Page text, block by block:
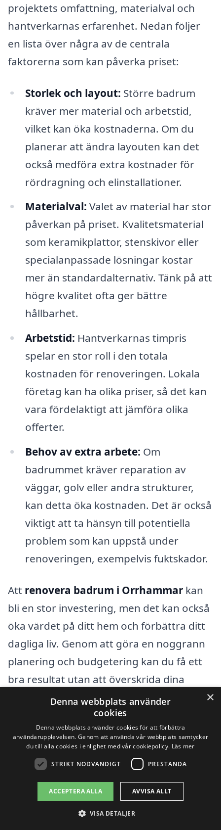
projektets omfattning, materialval och
hantverkarnas erfarenhet. Nedan följer
en lista över några av de centrala
faktorerna som kan påverka priset:
Storlek och layout: Större badrum
kräver mer material och arbetstid,
vilket kan öka kostnaderna. Om du
planerar att ändra layouten kan det
också medföra extra kostnader för
rördragning och elinstallationer.
Materialval: Valet av material har stor
påverkan på priset. Kvalitetsmaterial
som keramikplattor, stenskivor eller
specialanpassade lösningar kostar
mer än standardalternativ. Tänk på att
högre kvalitet ofta ger bättre
hållbarhet.
Arbetstid: Hantverkarnas timpris
spelar en stor roll i den totala
kostnaden för renoveringen. Lokala
företag kan ha olika priser, så det kan
vara fördelaktigt att jämföra olika
offerter.
Behov av extra arbete: Om
badrummet kräver reparation av
väggar, golv eller andra strukturer,
kan detta öka kostnaden. Det är också
viktigt att ta hänsyn till potentiella
problem som kan uppstå under
renoveringen, exempelvis fuktskador.
Att renovera badrum i Orrhammar kan
bli en stor investering, men det kan också
öka värdet på ditt hem och förbättra ditt
dagliga liv. Genom att göra en noggrann
planering och budgetering kan du få ett
bra resultat utan att överskrida dina
ekonomiska ramar. På vår plattform,
renovera-badrum-pris.se, erbjuder vi en
enkel och effektiv väg för dig att få flera
offerter från olika hantverkare i ditt
område. Detta ger dig möjlighet att välja
det bästa för just ditt projekt och budget.
Tveka inte att använda vår tjänst för att
göra din badrumsrenovering både lyckad
×
Denna webbplats använder
cookies
Denna webbplats använder cookies för att förbättra
användarupplevelsen. Genom att använda vår webbplats samtycker
du till alla cookies i enlighet med vår cookiepolicy. Läs mer
STRIKT NÖDVÄNDIGT PRESTANDA
ACCEPTERA ALLA AVVISA ALLT
VISA DETALJER